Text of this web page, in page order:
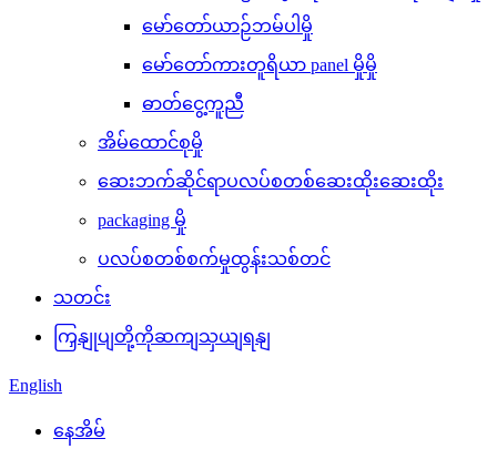
မော်တော်ယာဉ်ဘမ်ပါမှို
မော်တော်ကားတူရိယာ panel မှိုမှို
ဓာတ်ငွေ့ကူညီ
အိမ်ထောင်စုမှို
ဆေးဘက်ဆိုင်ရာပလပ်စတစ်ဆေးထိုးဆေးထိုး
packaging မှို
ပလပ်စတစ်စက်မှုထွန်းသစ်တင်
သတင်း
ကြှနျုပျတို့ကိုဆကျသှယျရနျ
English
နေအိမ်